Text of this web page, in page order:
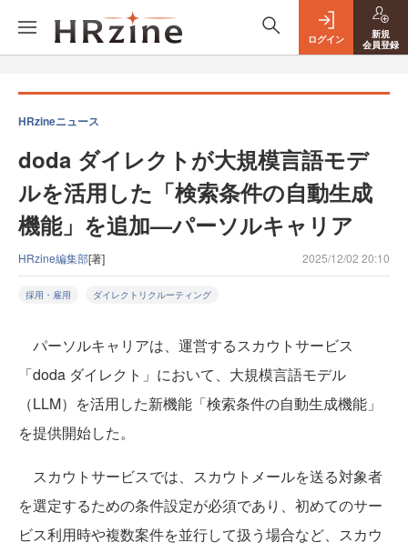
ログイン
新規
会員登録
HRzineニュース
doda ダイレクトが大規模言語モデ
ルを活用した「検索条件の自動生成
機能」を追加—パーソルキャリア
HRzine編集部[著] 2025/12/02 20:10
採用・雇用 ダイレクトリクルーティング
パーソルキャリアは、運営するスカウトサービス
「doda ダイレクト」において、大規模言語モデル
（LLM）を活用した新機能「検索条件の自動生成機能」
を提供開始した。
スカウトサービスでは、スカウトメールを送る対象者
を選定するための条件設定が必須であり、初めてのサー
ビス利用時や複数案件を並行して扱う場合など、スカウ